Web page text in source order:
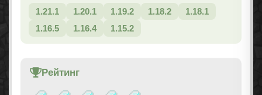
1.21.1
1.20.1 1.19.2 1.18.2
1.18.1
1.16.5
1.16.4 1.15.2
Рейтинг